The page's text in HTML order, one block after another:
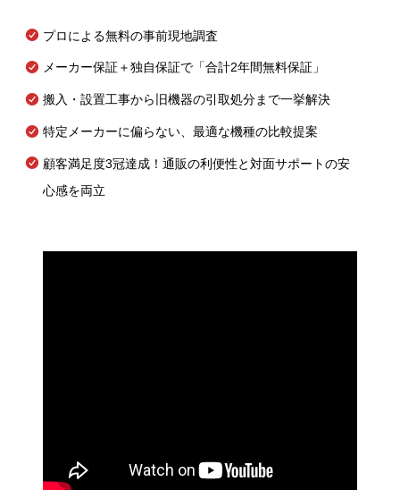
プロによる無料の事前現地調査
メーカー保証＋独自保証で「合計2年間無料保証」
搬入・設置工事から旧機器の引取処分まで一挙解決
特定メーカーに偏らない、最適な機種の比較提案
顧客満足度3冠達成！通販の利便性と対面サポートの安
心感を両立